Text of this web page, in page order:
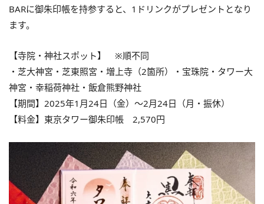
BARに御朱印帳を持参すると、1ドリンクがプレゼントとなり
ます。
【寺院・神社スポット】 ※順不同
・芝大神宮・芝東照宮・増上寺（2箇所）・宝珠院・タワー大
神宮・幸稲荷神社・飯倉熊野神社
【期間】2025年1月24日（金）〜2月24日（月・振休）
【料金】東京タワー御朱印帳 2,570円